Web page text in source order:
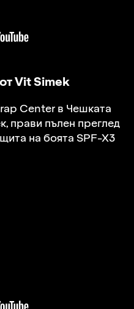
Vit Simek
Center в Чешката
прави пълен преглед
на боята SPF-X3